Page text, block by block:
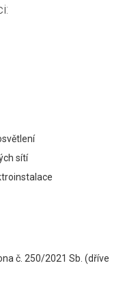
sítí
č. 250/2021 Sb. (dříve